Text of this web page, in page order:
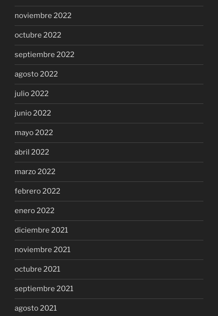
noviembre 2022
octubre 2022
septiembre 2022
agosto 2022
julio 2022
junio 2022
mayo 2022
abril 2022
marzo 2022
febrero 2022
enero 2022
diciembre 2021
noviembre 2021
octubre 2021
septiembre 2021
agosto 2021